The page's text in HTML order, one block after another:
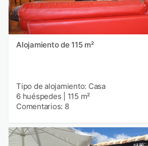
Alojamiento de 115 m²
Tipo de alojamiento: Casa
6 huéspedes
115 m²
Comentarios: 8